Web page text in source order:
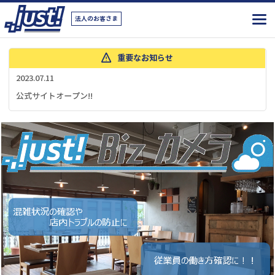
法人のお客さま
重要なお知らせ
2023.07.11
公式サイトオープン!!